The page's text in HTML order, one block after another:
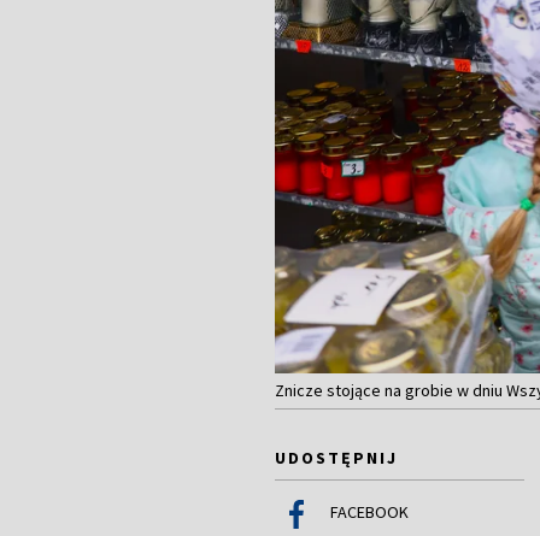
Znicze stojące na grobie w dniu
UDOSTĘPNIJ
FACEBOOK